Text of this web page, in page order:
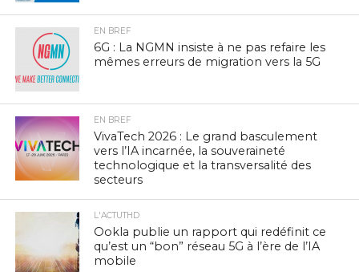
EN BREF
6G : La NGMN insiste à ne pas refaire les
mêmes erreurs de migration vers la 5G
EN BREF
VivaTech 2026 : Le grand basculement
vers l’IA incarnée, la souveraineté
technologique et la transversalité des
secteurs
L'ACTUTHD
Ookla publie un rapport qui redéfinit ce
qu’est un “bon” réseau 5G à l’ère de l’IA
mobile